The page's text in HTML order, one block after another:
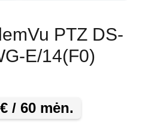
PTZ DS-
E/14(F0)
€ / 60 mėn.